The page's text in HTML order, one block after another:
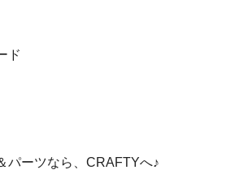
ド
パーツなら、CRAFTYへ♪